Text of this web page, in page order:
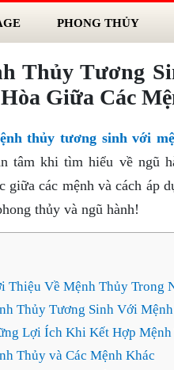
PHONG THỦY
Thủy Tương
Giữa Các
thủy tương sinh với
tâm khi tìm hiểu về ngũ
giữa các mệnh và cách áp
thủy và ngũ hành!
Thiệu Về Mệnh Thủy Trong
Thủy Tương Sinh Với
Lợi Ích Khi Kết Hợp
Thủy và Các Mệnh Khác